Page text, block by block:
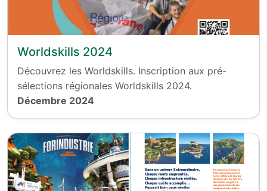
Worldskills 2024
Découvrez les Worldskills. Inscription aux pré-
sélections régionales Worldskills 2024.
Décembre 2024